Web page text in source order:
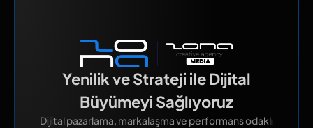
Yenilik ve Strateji ile Dijital
Büyümeyi Sağlıyoruz
Dijital pazarlama, markalaşma ve performans odaklı